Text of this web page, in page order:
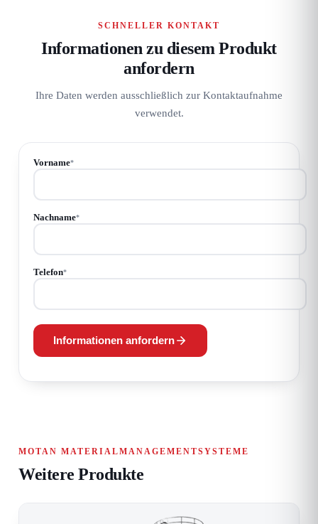
SCHNELLER KONTAKT
Informationen zu diesem Produkt
anfordern
Ihre Daten werden ausschließlich zur Kontaktaufnahme
verwendet.
Vorname*
Nachname*
Telefon*
Informationen anfordern
MOTAN MATERIALMANAGEMENTSYSTEME
Weitere Produkte